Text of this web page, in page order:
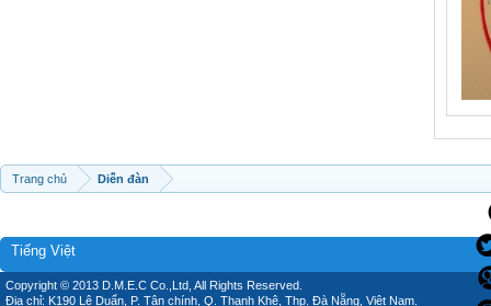
Trang chủ Diễn đàn
Tiếng Việt
Copyright © 2013 D.M.E.C Co.,Ltd, All Rights Reserved.
Địa chỉ: K190 Lê Duẩn, P. Tân chính, Q. Thanh Khê, Thp. Đà Nẵng, Việt Nam.